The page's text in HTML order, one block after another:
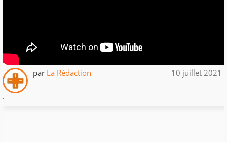
par La Rédaction 10 juillet 2021
.